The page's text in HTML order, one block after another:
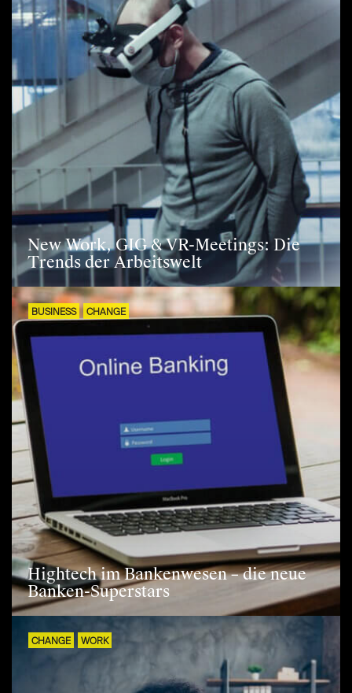
New Work, GIG & VR-Meetings: Die
Trends der Arbeitswelt
BUSINESS CHANGE
Hightech im Bankenwesen – die neue
Banken-Superstars
CHANGE WORK